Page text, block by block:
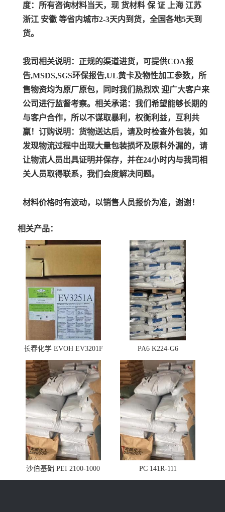
度：所有咨询材料当天，现 货材料 保 证 上海 江苏
浙江 安徽 等省内城市2-3天内到货，全国各地5天到
货。
我司相关说明： 正规的渠道进货，可提供COA报
告,MSDS,SGS环保报告,UL黄卡及物性加工参数，所
售物资均为原厂原包，同时我们热烈欢 迎广大客户来
公司进行监督考察。 相关承诺： 我们希望能够长期的
与客户合作，所以不谋取暴利，权衡利益，互利共
赢！ 订购说明： 货物送达后，请及时检查外包装，如
发现物流过程中出现大量包装损坏及原料外漏的，请
让物流人员出具证明并保存，并在24小时内与我司相
关人员取得联系，我们会度解决问题。
材料价格时有波动，以销售人员报价为准，谢谢！
相关产品：
长春化学 EVOH EV3201F PA6 K224-G6
沙伯基础 PEI 2100-1000 PC 141R-111